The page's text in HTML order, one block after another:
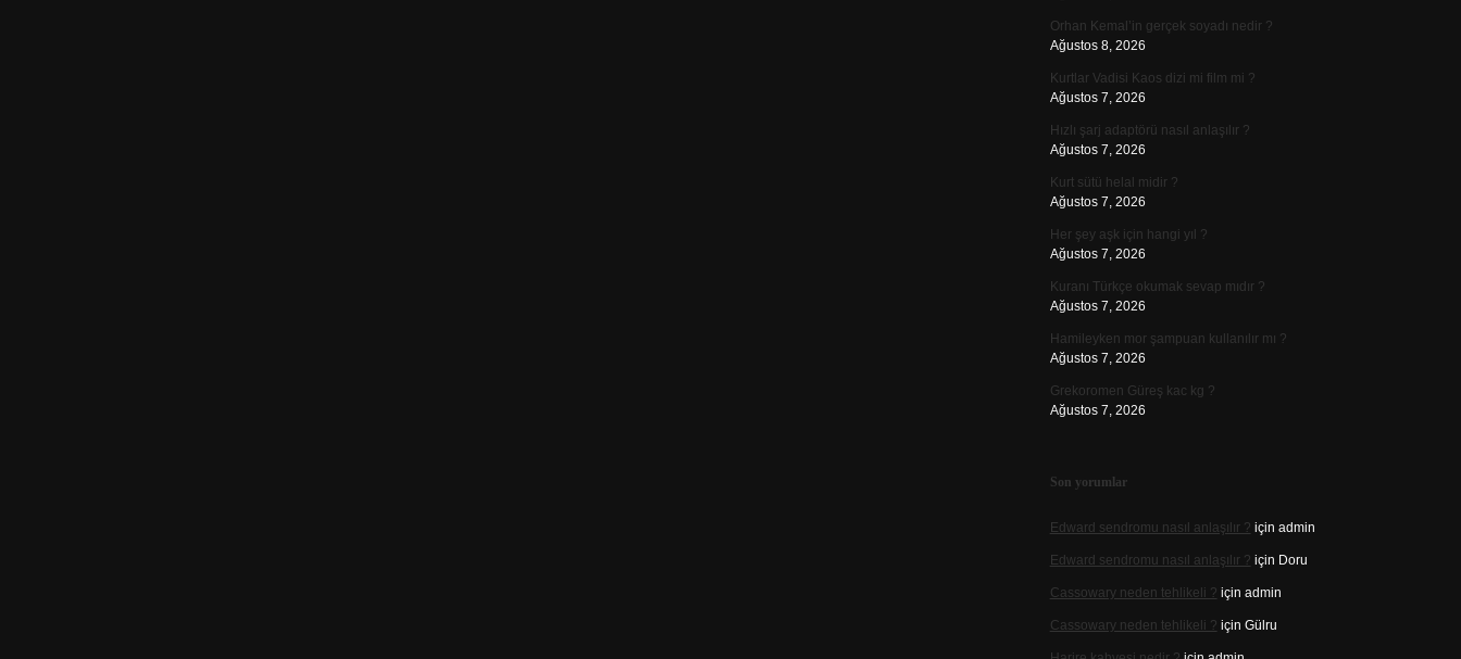
Orhan Kemal’in gerçek soyadı nedir ?
Ağustos 8, 2026
Kurtlar Vadisi Kaos dizi mi film mi ?
Ağustos 7, 2026
Hızlı şarj adaptörü nasıl anlaşılır ?
Ağustos 7, 2026
Kurt sütü helal midir ?
Ağustos 7, 2026
Her şey aşk için hangi yıl ?
Ağustos 7, 2026
Kuranı Türkçe okumak sevap mıdır ?
Ağustos 7, 2026
Hamileyken mor şampuan kullanılır mı ?
Ağustos 7, 2026
Grekoromen Güreş kac kg ?
Ağustos 7, 2026
Son yorumlar
Edward sendromu nasıl anlaşılır ? için admin
Edward sendromu nasıl anlaşılır ? için Doru
Cassowary neden tehlikeli ? için admin
Cassowary neden tehlikeli ? için Gülru